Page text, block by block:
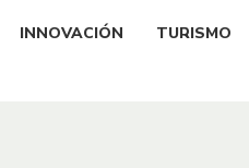
INNOVACIÓN TURISMO